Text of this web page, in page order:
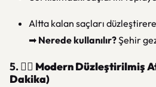
Altta kalan saçları
➡ Nerede kullanılır?Şehir
5. 💁‍♀️ Modern Düzleştirilmiş
Dakika)